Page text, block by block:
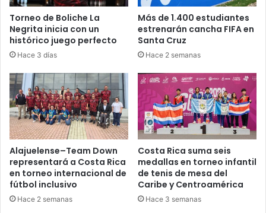
Torneo de Boliche La
Negrita inicia con un
histórico juego perfecto
Hace 3 días
Más de 1.400 estudiantes
estrenarán cancha FIFA en
Santa Cruz
Hace 2 semanas
Alajuelense–Team Down
representará a Costa Rica
en torneo internacional de
fútbol inclusivo
Hace 2 semanas
Costa Rica suma seis
medallas en torneo infantil
de tenis de mesa del
Caribe y Centroamérica
Hace 3 semanas